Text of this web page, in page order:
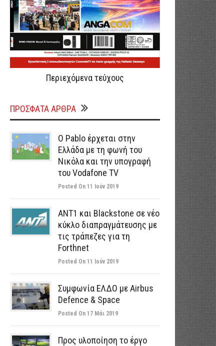
Περιεχόμενα τεύχους
ΠΡΌΣΦΑΤΑ ΆΡΘΡΑ
Ο Pablo έρχεται στην
Ελλάδα με τη φωνή του
Νικόλα και την υπογραφή
του Vodafone TV
Posted On 11 Ιούν 2019
ΑΝΤ1 και Blackstone σε νέο
κύκλο διαπραγμάτευσης με
τις τράπεζες για τη
Forthnet
Posted On 11 Ιούν 2019
Συμφωνία ΕΛΔΟ με Airbus
Defence & Space
Posted On 17 Μάι 2019
Προς υλοποίηση το έργο